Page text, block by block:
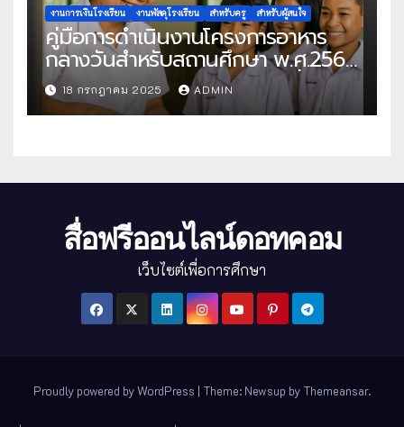
งานการเงินโรงเรียน งานพัสดุโรงเรียน สำหรับครู สำหรับผู้สนใจ
คู่มือการดำเนินงานโครงการอาหาร
กลางวันสำหรับสถานศึกษา พ.ศ.2568
แนวทางครบถ้วนสู่การจัดการที่มี
ประสิทธิภาพ
18 กรกฎาคม 2025 ADMIN
สื่อฟรีออนไลน์ดอทคอม
เว็บไซต์เพื่อการศึกษา
Proudly powered by WordPress | Theme: Newsup by Themeansar.